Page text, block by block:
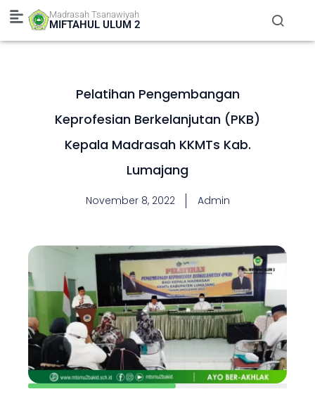
Skip
content
Madrasah Tsanawiyah
MIFTAHUL ULUM 2
Pelatihan Pengembangan
Keprofesian Berkelanjutan (PKB)
Kepala Madrasah KKMTs Kab.
Lumajang
November 8, 2022 Admin